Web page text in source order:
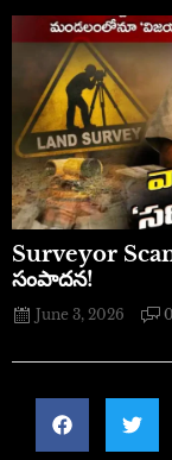
​Surveyor
సంపాదన!
June 3, 2026 0